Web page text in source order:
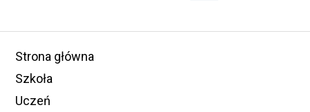
Strona główna
Szkoła
Uczeń